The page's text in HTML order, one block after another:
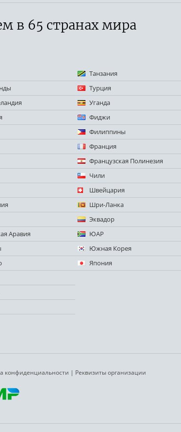
в 65 странах мира
Аравия
Танзания
Турция
Уганда
Фиджи
Филиппины
Франция
Французская Полинезия
Чили
Швейцария
Шри-Ланка
Эквадор
ЮАР
Южная Корея
Япония
конфиденциальности | Реквизиты организации